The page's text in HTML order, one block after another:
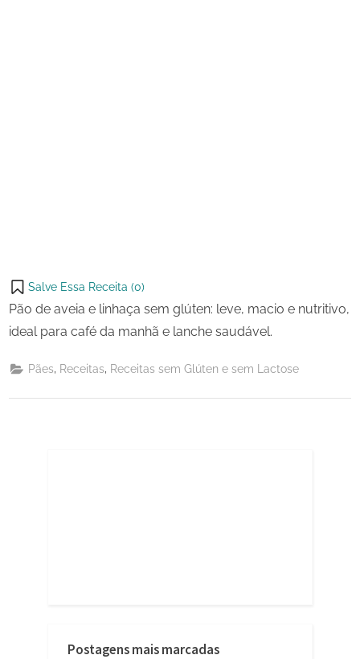
Salve Essa Receita (0)
Pão de aveia e linhaça sem glúten: leve, macio e nutritivo,
ideal para café da manhã e lanche saudável.
Pães Receitas Receitas sem Glúten e sem Lactose
Postagens mais marcadas